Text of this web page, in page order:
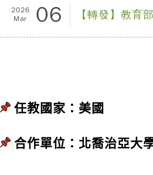
2026
Mar
06 【轉發】教育
任教國家：美國
合作單位： 北喬治亞大